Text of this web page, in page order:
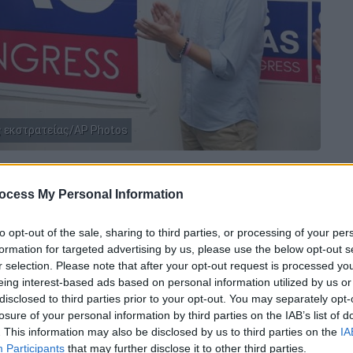
My Personal Information
opt-out of the sale, sharing to third parties, or processing of your
for targeted advertising by us, please use the below opt-out
selection. Please note that after your opt-out request is processed
interest-based ads based on personal information utilized by us
to third parties prior to your opt-out. You may separately
of your personal information by third parties on the IAB’s list of
This information may also be disclosed by us to third parties on the
Participants that may further disclose it to other third parties.
εκστρατείας/AP Photos
στρατηγικό χαρακτήρα και συνεπώς
σημειώνει σε συνέντευξη που
βουλευτήςΚρις Πάππαςαναφορικά
στο Κογκρέσο, μετά την
.
οπλικά συστήματα στην